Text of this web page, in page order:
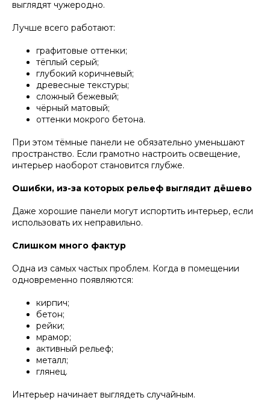
выглядят чужеродно.
Лучше всего работают:
графитовые оттенки;
тёплый серый;
глубокий коричневый;
древесные текстуры;
сложный бежевый;
чёрный матовый;
оттенки мокрого бетона.
При этом тёмные панели не обязательно уменьшают
пространство. Если грамотно настроить освещение,
интерьер наоборот становится глубже.
Ошибки, из-за которых рельеф выглядит дёшево
Даже хорошие панели могут испортить интерьер, если
использовать их неправильно.
Слишком много фактур
Одна из самых частых проблем. Когда в помещении
одновременно появляются:
кирпич;
бетон;
рейки;
мрамор;
активный рельеф;
металл;
глянец.
Интерьер начинает выглядеть случайным.